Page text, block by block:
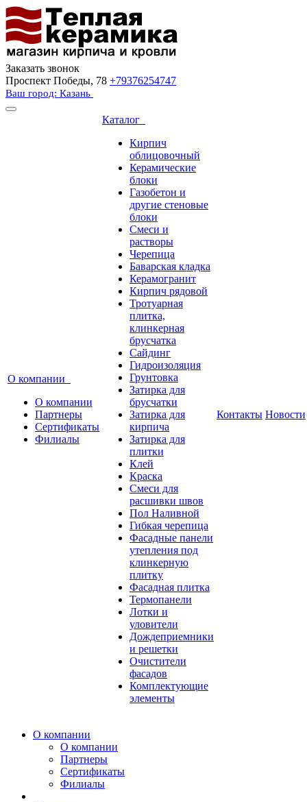
Заказать звонок
Проспект Победы, 78 +79376254747
Ваш город: Казань
О компании
О компании
Партнеры
Сертификаты
Филиалы
Каталог
Кирпич
облицовочный
Керамические
блоки
Газобетон и
другие стеновые
блоки
Смеси и
растворы
Черепица
Баварская кладка
Керамогранит
Кирпич рядовой
Тротуарная
плитка,
клинкерная
брусчатка
Сайдинг
Гидроизоляция
Грунтовка
Затирка для
брусчатки
Затирка для
кирпича
Затирка для
плитки
Клей
Краска
Смеси для
расшивки швов
Пол Наливной
Гибкая черепица
Фасадные панели
утепления под
клинкерную
плитку
Фасадная плитка
Термопанели
Лотки и
уловители
Дождеприемники
и решетки
Очистители
фасадов
Комплектующие
элементы
Контакты Новости
О компании
О компании
Партнеры
Сертификаты
Филиалы